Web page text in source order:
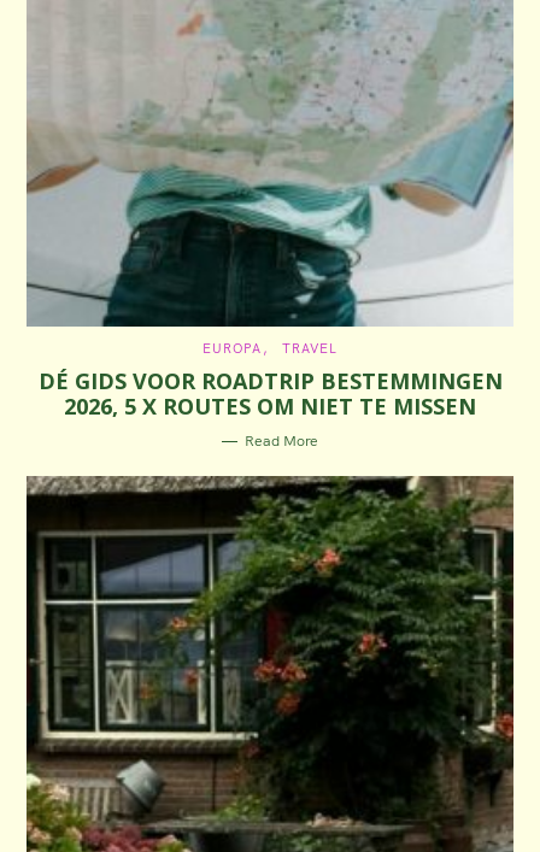
T
E
G
O
R
I
S
EUROPA TRAVEL
DÉ GIDS VOOR ROADTRIP BESTEMMINGEN
2026, 5 X ROUTES OM NIET TE MISSEN
Read More